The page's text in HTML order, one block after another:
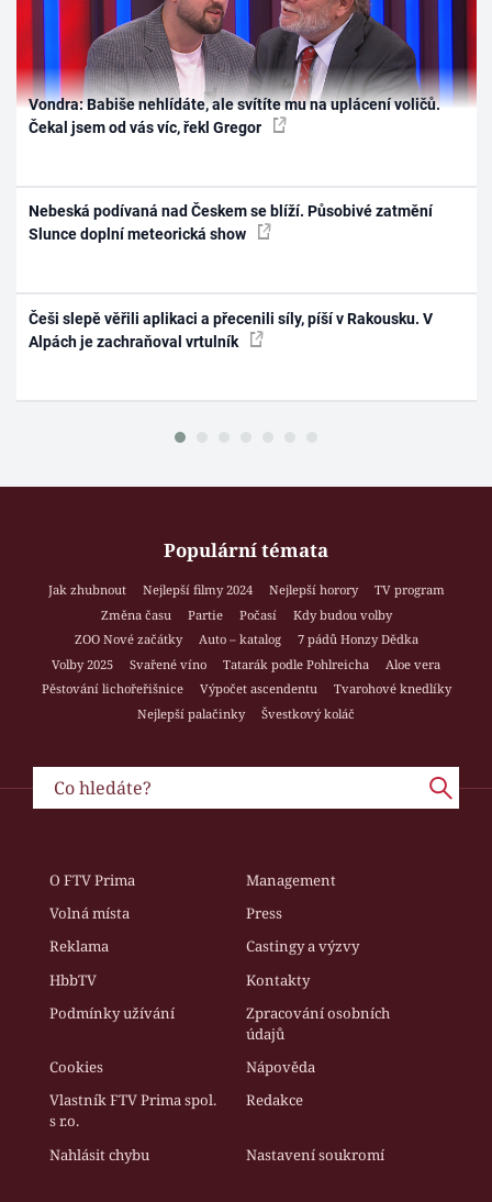
Vondra: Babiše nehlídáte, ale svítíte mu na uplácení voličů.
Čekal jsem od vás víc, řekl Gregor
Nebeská podívaná nad Českem se blíží. Působivé zatmění
Slunce doplní meteorická show
Češi slepě věřili aplikaci a přecenili síly, píší v Rakousku. V
Alpách je zachraňoval vrtulník
Populární témata
Jak zhubnout Nejlepší filmy 2024 Nejlepší horory
TV program
Změna času
Partie Počasí
Kdy budou volby
ZOO Nové začátky
Auto – katalog
7 pádů Honzy Dědka
Volby 2025
Svařené víno Tatarák podle Pohlreicha
Aloe vera
Pěstování lichořeřišnice
Výpočet ascendentu
Tvarohové knedlíky
Nejlepší palačinky
Švestkový koláč
O FTV Prima
Management
Volná místa
Press
Reklama
Castingy a výzvy
HbbTV
Kontakty
Podmínky užívání
Zpracování osobních
údajů
Cookies
Nápověda
Vlastník FTV Prima spol.
s r.o.
Redakce
Nahlásit chybu Nastavení soukromí